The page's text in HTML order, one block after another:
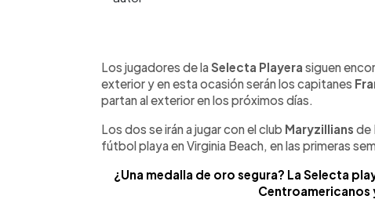
► Escuchar artículo
Los jugadores de la Selecta Playera siguen
exterior y en esta ocasión serán los capitanes
partan al exterior en los próximos días.
Los dos se irán a jugar con el club Maryzillians de
fútbol playa en Virginia Beach, en las primeras
¿Una medalla de oro segura? La Selecta
Centroamericanos